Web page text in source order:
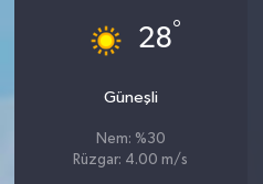
28°
Güneşli
Nem: %30
Rüzgar: 4.00 m/s